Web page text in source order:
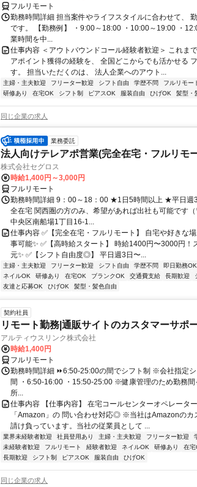
フルリモート
勤務時間詳細 担当案件やライフスタイルに合わせて、
です。 【勤務例】 ・9:00～18:00 ・10:00～19:00 ・
業時間を中...
仕事内容 ＜アウトバウンドコール経験者歓迎＞ これま
アポイント獲得の経験を、 全国どこからでも活かせる
す。 担当いただくのは、 法人企業へのアウト...
主婦・主夫歓迎 フリーター歓迎 シフト自由 学歴不問 フルリモー
研修あり
在宅OK シフト制 ピアスOK 服装自由 ひげOK 髪型・
同じ企業の求人
業務委託
法人向けテレアポ営業(完全在宅・フルリモ
株式会社セグロス
時給1,400円～3,000円
フルリモート
勤務時間詳細 9：00～18：00 ★1日5時間以上 ★平日週
全在宅 関西圏の方のみ、希望があれば出社も可能です
中央区南船場1丁目16-1...
仕事内容 ✅【完全在宅・フルリモート】 自宅や好きな
事可能✨ ✅【高時給スタート】 時給1400円〜3000円！
元✨ ✅【シフト自由度◎】 平日週3日〜...
主婦・主夫歓迎 フリーター歓迎 シフト自由 学歴不問 即日勤務OK
ネイルOK
研修あり 在宅OK ブランクOK 交通費支給 長期歓迎
友達と応募OK
ひげOK 髪型・髪色自由
契約社員
リモート勤務|通販サイトのカスタマーサポ
アルティウスリンク株式会社
時給1,400円
フルリモート
勤務時間詳細 ⏩6:50-25:00の間でシフト制 ※会社指定
間 ・6:50-16:00 ・15:50-25:00 ※健康管理のため勤務
所...
仕事内容 【仕事内容】 在宅コールセンターオペレータ
「Amazon」の 問い合わせ対応◎ ※当社はAmazonのカ
請け負っています。当社の従業員として ...
業界未経験者歓迎 社員登用あり 主婦・主夫歓迎 フリーター歓迎
未経験者歓迎
フルリモート 経験者歓迎 ネイルOK 研修あり 在宅
長期歓迎
シフト制 ピアスOK 服装自由 ひげOK
同じ企業の求人